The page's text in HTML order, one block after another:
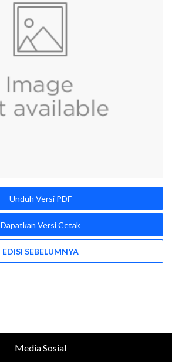
Unduh Versi PDF
Dapatkan Versi Cetak
EDISI SEBELUMNYA
Media Sosial